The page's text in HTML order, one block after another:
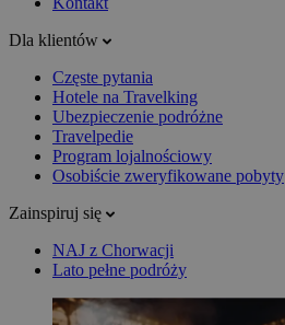
Dla klientów
Częste pytania
Hotele na Travelking
Ubezpieczenie podróżne
Travelpedie
Program lojalnościowy
Osobiście zweryfikowane pobyty
Zainspiruj się
NAJ z Chorwacji
Lato pełne podróży